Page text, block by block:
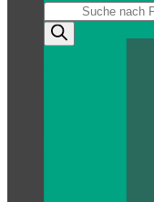
Products
search